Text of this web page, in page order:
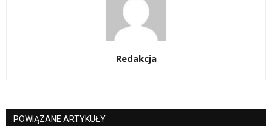
Redakcja
POWIĄZANE ARTYKUŁY